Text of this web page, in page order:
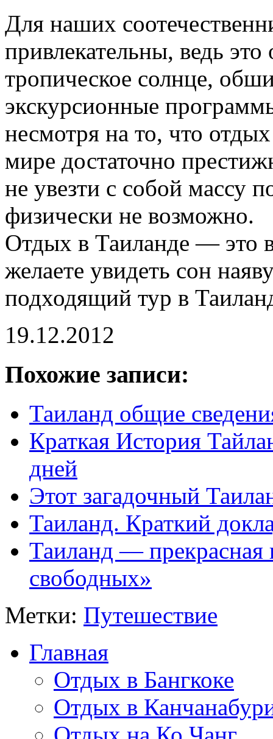
Для наших
привлекательны, ведь
тропическое солнце,
экскурсионные
несмотря на то, что
мире достаточно
не увезти с собой массу
физически не возможно.
Отдых в Таиланде — это
желаете увидеть сон
подходящий тур в
19.12.2012
Похожие записи:
Таиланд общие
Краткая История
дней
Этот загадочный
Таиланд. Краткий
Таиланд — прекрасная
свободных»
Метки: Путешествие
Главная
Отдых в Бангкоке
Отдых в